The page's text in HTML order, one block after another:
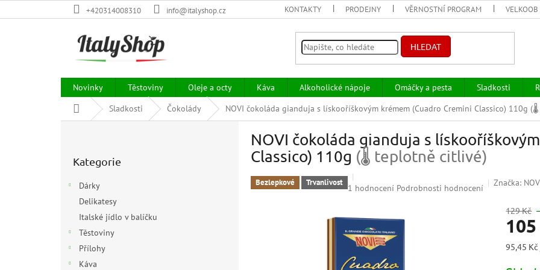
na
+420314008310 info@italyshop.cz KONTAKTY PRODEJNY VĚRNOSTNÍ PROGRAM
HLEDAT
Novinky Těstoviny Oleje a octy Káva Alkoholické nápoje Omáčky a pesta Sladkosti
Domů
Sladkosti Čokolády NOVI čokoláda gianduja s lískooříškovým krémem (Cuadro Cremini Classico) 110g
kategorie
Kategorie
Dárky
Delikatesy
Italské jídlo v balíčku
Těstoviny
Přílohy
Káva
NOVI čokoláda gianduja s
Classico) 110g (🌡 teplotně citlivé)
Bezlepkové Trvanlivost Průměrné
je
5,0
5
1 hodnocení Podrobnosti hodnocení
Značka:
129 Kč
Měrná
95,45